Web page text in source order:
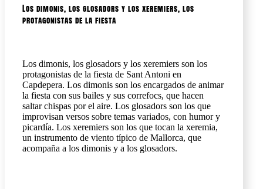
Los dimonis, los glosadors y los xeremiers, los
protagonistas de la fiesta
Los dimonis, los glosadors y los xeremiers son los
protagonistas de la fiesta de Sant Antoni en
Capdepera. Los dimonis son los encargados de animar
la fiesta con sus bailes y sus correfocs, que hacen
saltar chispas por el aire. Los glosadors son los que
improvisan versos sobre temas variados, con humor y
picardía. Los xeremiers son los que tocan la xeremia,
un instrumento de viento típico de Mallorca, que
acompaña a los dimonis y a los glosadors.